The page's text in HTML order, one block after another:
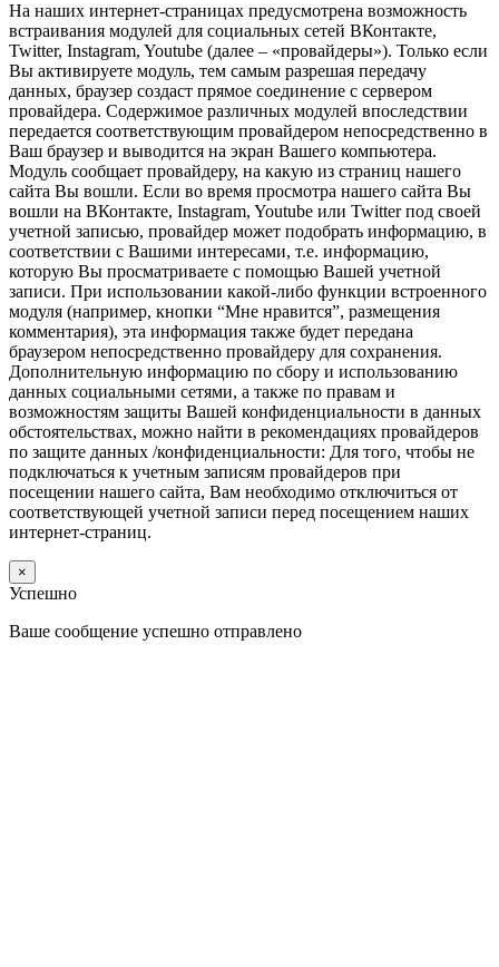
На наших интернет-страницах предусмотрена возможность
встраивания модулей для социальных сетей ВКонтакте,
Twitter, Instagram, Youtube (далее – «провайдеры»). Только если
Вы активируете модуль, тем самым разрешая передачу
данных, браузер создаст прямое соединение с сервером
провайдера. Содержимое различных модулей впоследствии
передается соответствующим провайдером непосредственно в
Ваш браузер и выводится на экран Вашего компьютера.
Модуль сообщает провайдеру, на какую из страниц нашего
сайта Вы вошли. Если во время просмотра нашего сайта Вы
вошли на ВКонтакте, Instagram, Youtube или Twitter под своей
учетной записью, провайдер может подобрать информацию, в
соответствии с Вашими интересами, т.е. информацию,
которую Вы просматриваете с помощью Вашей учетной
записи. При использовании какой-либо функции встроенного
модуля (например, кнопки “Мне нравится”, размещения
комментария), эта информация также будет передана
браузером непосредственно провайдеру для сохранения.
Дополнительную информацию по сбору и использованию
данных социальными сетями, а также по правам и
возможностям защиты Вашей конфиденциальности в данных
обстоятельствах, можно найти в рекомендациях провайдеров
по защите данных /конфиденциальности: Для того, чтобы не
подключаться к учетным записям провайдеров при
посещении нашего сайта, Вам необходимо отключиться от
соответствующей учетной записи перед посещением наших
интернет-страниц.
×
Успешно
Ваше сообщение успешно отправлено